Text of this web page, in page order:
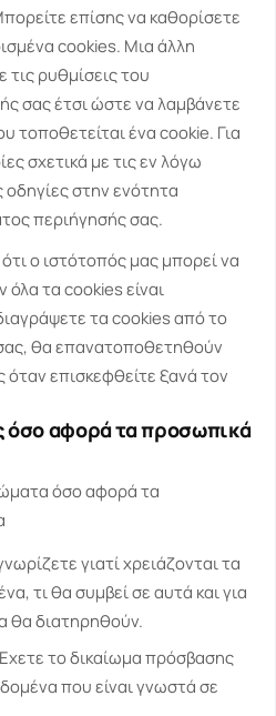
επίσης να καθορίσετε
cookies. Μια άλλη
τις ρυθμίσεις του
σας έτσι ώστε να λαμβάνετε
τοποθετείται ένα cookie. Για
σχετικά με τις εν λόγω
οδηγίες στην ενότητα
περιήγησής σας.
ο ιστότοπός μας μπορεί να
όλα τα cookies είναι
τα cookies από το
θα επανατοποθετηθούν
επισκεφθείτε ξανά τον
όσο αφορά τα προσωπικά
όσο αφορά τα
γιατί χρειάζονται τα
τι θα συμβεί σε αυτά και για
θα διατηρηθούν.
το δικαίωμα πρόσβασης
που είναι γνωστά σε